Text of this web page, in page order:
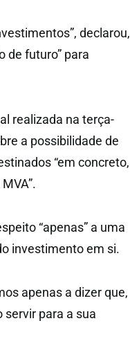
declarou,
de futuro” para
realizada na terça-
a possibilidade de
“em concreto,
“apenas” a uma
investimento em si.
apenas a dizer que,
servir para a sua